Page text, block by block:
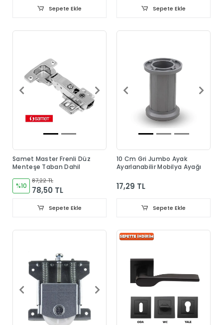
Sepete Ekle Sepete Ekle
Samet Master Frenli Düz
Menteşe Taban Dahil
%10
87,22 TL
78,50 TL
Sepete Ekle
10 Cm Gri Jumbo Ayak
Ayarlanabilir Mobilya Ayağı
17,29 TL
Sepete Ekle